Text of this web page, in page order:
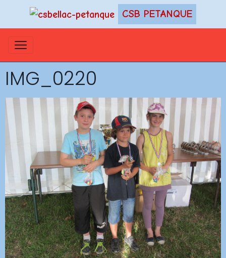
CSB PETANQUE
IMG_0220